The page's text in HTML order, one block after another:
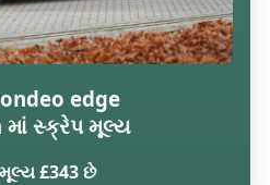
edge
સ્ક્રેપ મૂલ્ય
£343 છે